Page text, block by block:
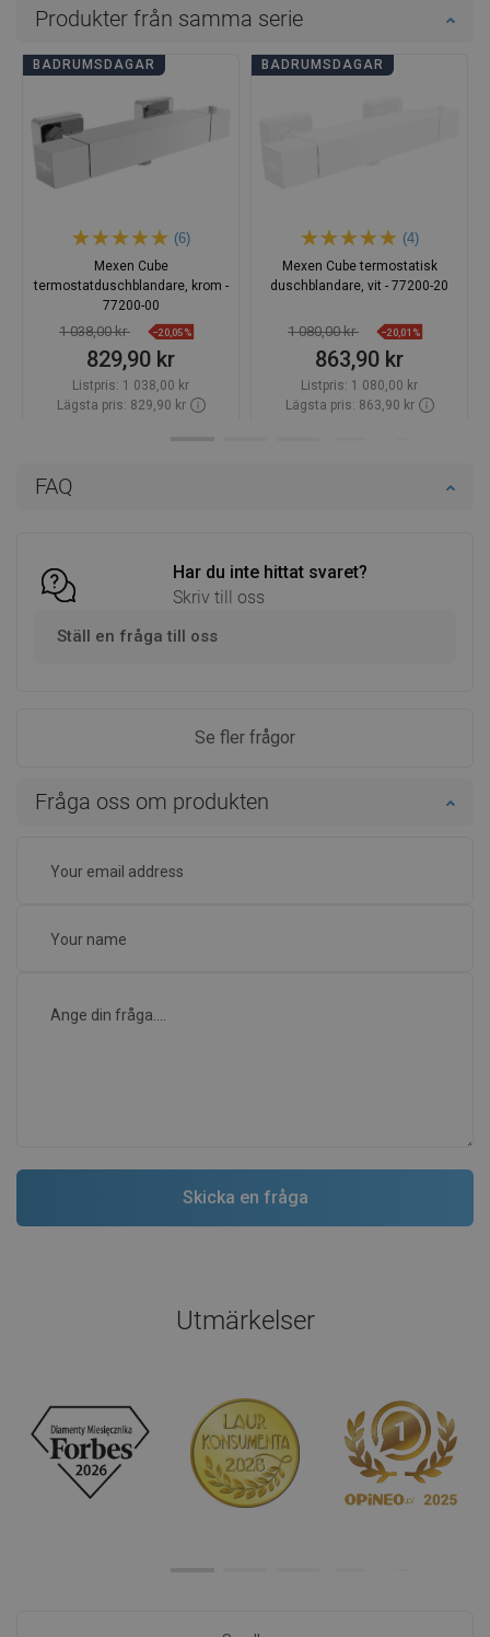
FAQ
Har du inte hittat svaret?
Skriv till oss
Ställ en fråga till oss
Se fler frågor
Fråga oss om produkten
Produkter från samma serie
BADRUMSDAGAR
(6)
Mexen Cube
termostatduschblandare, krom -
77200-00
1 038,00 kr −20,05%
829,90 kr
Listpris: 1 038,00 kr
Lägsta pris: 829,90 kr
BADRUMSDAGAR
(4)
Mexen Cube termostatisk
duschblandare, vit - 77200-20
1 080,00 kr −20,01%
863,90 kr
Listpris: 1 080,00 kr
Lägsta pris: 863,90 kr
Utmärkelser